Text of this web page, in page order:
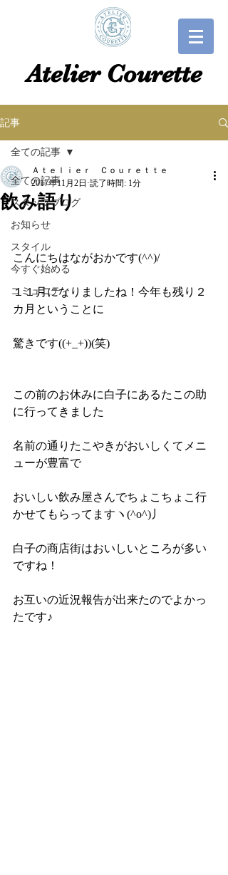
​​Atelier Courette​
記事
全ての記事
スタッフブログ
お知らせ
スタイル
今すぐ始める
コミュニティ
全ての記事
飲み語り
Ａｔｅｌｉｅｒ Ｃｏｕｒｅｔｔｅ
2017年11月2日 読了時間: 1分
こんにちはながおかです(^^)/
１１月になりましたね！今年も残り２
カ月ということに
驚きです((+_+))(笑)
この前のお休みに白子にあるたこの助
に行ってきました
名前の通りたこやきがおいしくてメニ
ューが豊富で
おいしい飲み屋さんでちょこちょこ行
かせてもらってますヽ(^o^)丿
白子の商店街はおいしいところが多い
ですね！
お互いの近況報告が出来たのでよかっ
たです♪